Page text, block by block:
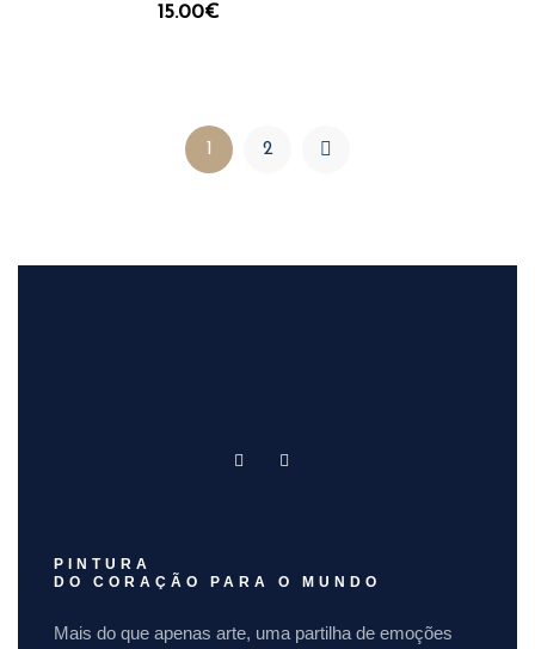
15.00€
2
PINTURA
DO CORAÇÃO PARA O MUNDO
Mais do que apenas arte, uma partilha de emoções